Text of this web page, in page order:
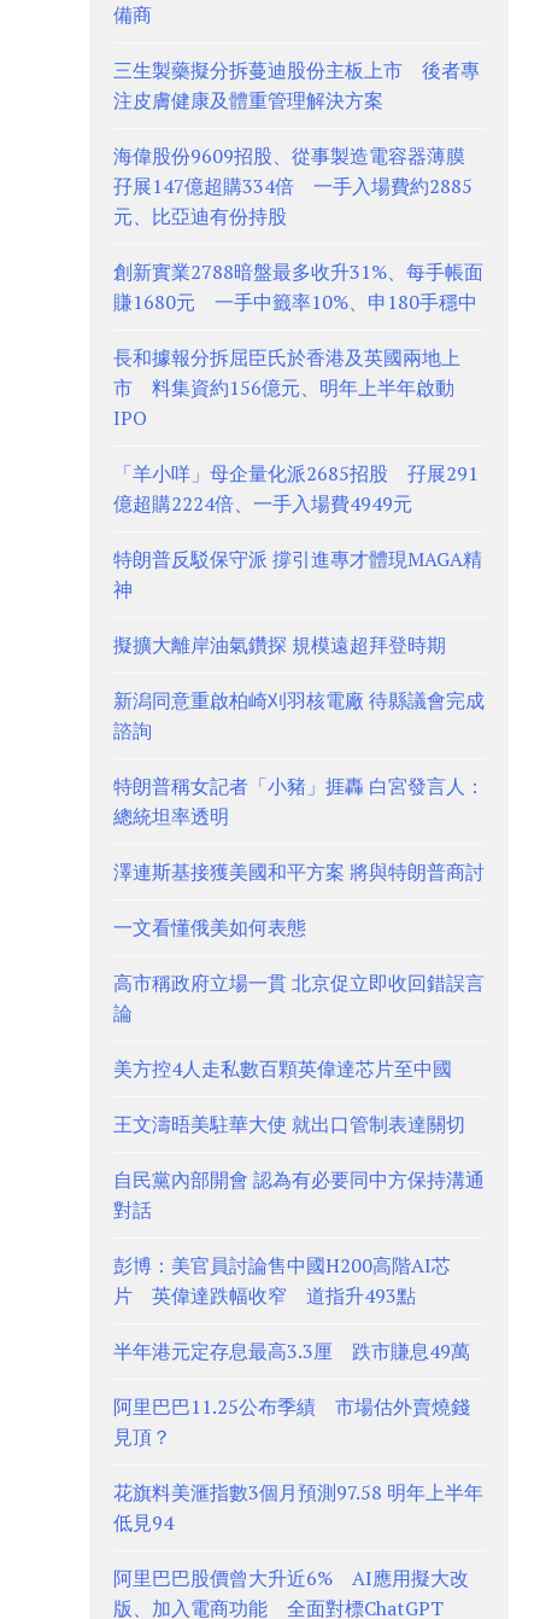
備商
三生製藥擬分拆蔓迪股份主板上市 後者專
注皮膚健康及體重管理解決方案
海偉股份9609招股、從事製造電容器薄膜
孖展147億超購334倍 一手入場費約2885
元、比亞迪有份持股
創新實業2788暗盤最多收升31%、每手帳面
賺1680元 一手中籤率10%、申180手穩中
長和據報分拆屈臣氏於香港及英國兩地上
市 料集資約156億元、明年上半年啟動
IPO
「羊小咩」母企量化派2685招股 孖展291
億超購2224倍、一手入場費4949元
特朗普反駁保守派 撐引進專才體現MAGA精
神
擬擴大離岸油氣鑽探 規模遠超拜登時期
新潟同意重啟柏崎刈羽核電廠 待縣議會完成
諮詢
特朗普稱女記者「小豬」捱轟 白宮發言人：
總統坦率透明
澤連斯基接獲美國和平方案 將與特朗普商討
一文看懂俄美如何表態
高市稱政府立場一貫 北京促立即收回錯誤言
論
美方控4人走私數百顆英偉達芯片至中國
王文濤晤美駐華大使 就出口管制表達關切
自民黨內部開會 認為有必要同中方保持溝通
對話
彭博：美官員討論售中國H200高階AI芯
片 英偉達跌幅收窄 道指升493點
半年港元定存息最高3.3厘 跌市賺息49萬
阿里巴巴11.25公布季績 市場估外賣燒錢
見頂？
花旗料美滙指數3個月預測97.58 明年上半年
低見94
阿里巴巴股價曾大升近6% AI應用擬大改
版、加入電商功能 全面對標ChatGPT